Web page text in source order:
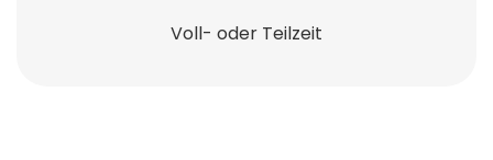
Voll- oder Teilzeit